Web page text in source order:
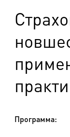
Программа: